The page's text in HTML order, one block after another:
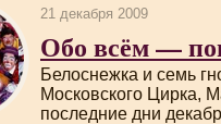
21 декабря 2009
Обо всём —
Белоснежка и семь
Московского Цирка,
последние дни